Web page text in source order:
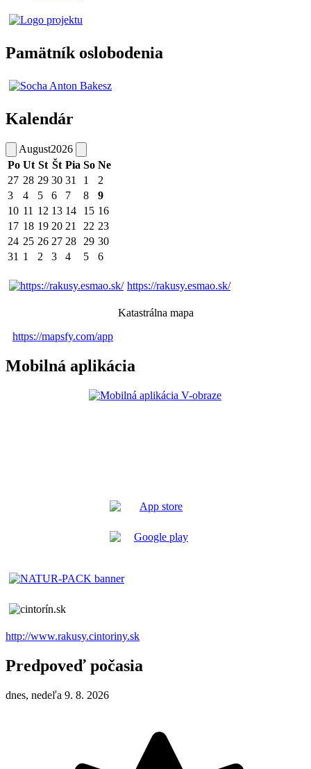
Pamätník oslobodenia
Kalendár
August2026
Po Ut St Št Pia So Ne
27 28 29 30 31 1
2
3
4 5 6 7 8
9
10 11 12 13 14 15 16
17 18 19 20 21 22 23
24 25 26 27 28 29 30
31 1 2 3 4 5 6
https://rakusy.esmao.sk/
Katastrálna mapa
https://mapsfy.com/app
Mobilná aplikácia
http://www.rakusy.cintoriny.sk
Predpoveď počasia
dnes, nedeľa 9. 8. 2026